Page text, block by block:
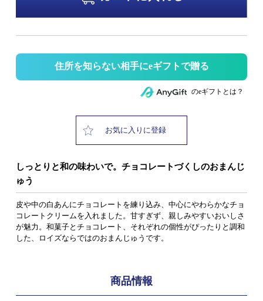
住所を知らない相手にeギフトで贈る
のeギフトとは？
お気に入りに登録
しっとりと和の味わいで。チョコレートづくしのおまんじ
ゅう
皮や中の白あんにチョコレートを練り込み、中心にやわらかなチョ
コレートクリームを入れました。甘すぎず、親しみやすいおいしさ
が魅力。和菓子とチョコレート、それぞれの個性がぴったりと調和
した、ロイズならではのおまんじゅうです。
商品情報